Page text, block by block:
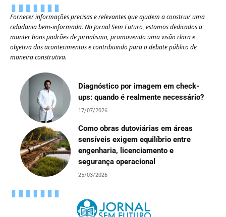
Fornecer informações precisas e relevantes que ajudem a construir uma
cidadania bem-informada. No Jornal Sem Futuro, estamos dedicados a
manter bons padrões de jornalismo, promovendo uma visão clara e
objetiva dos acontecimentos e contribuindo para o debate público de
maneira construtiva.
Diagnóstico por imagem em check-
ups: quando é realmente necessário?
17/07/2026
Como obras dutoviárias em áreas
sensíveis exigem equilíbrio entre
engenharia, licenciamento e
segurança operacional
25/03/2026